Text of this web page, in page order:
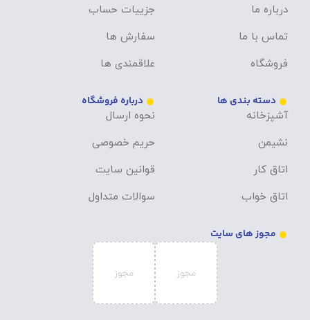
درباره ما
تماس با ما
فروشگاه
جزییات حساب
سفارش ها
علاقمندی ها
دسته بندی ها
آشپزخانه
نشیمن
اتاق کار
اتاق خواب
درباره فروشگاه
نحوه ارسال
حریم خصوصی
قوانین سایت
سوالات متداول
مجوز های سایت